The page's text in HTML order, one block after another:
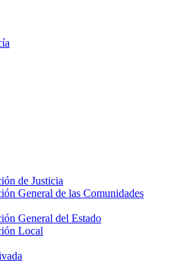
de Justicia
General de las Comunidades
General del Estado
Local